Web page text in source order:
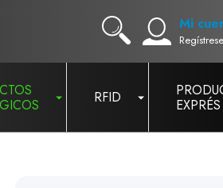
Mi
RFID
EXPRÉS